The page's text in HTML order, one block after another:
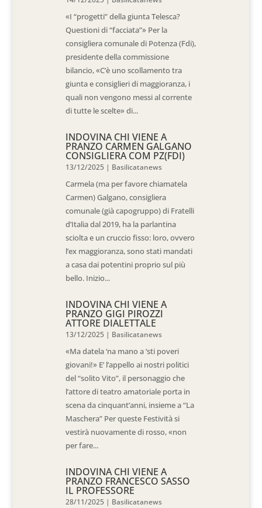
«I “progetti” della giunta Telesca?
Questioni di “facciata”» Per la
consigliera comunale di Potenza (Fdi),
presidente della commissione
bilancio, «C’è uno scollamento tra
giunta e consiglieri di maggioranza, i
quali non vengono messi al corrente
di tutte le scelte» di...
INDOVINA CHI VIENE A
PRANZO CARMEN GALGANO
CONSIGLIERA COM PZ(FDI)
13/12/2025 | Basilicatanews
Carmela (ma per favore chiamatela
Carmen) Galgano, consigliera
comunale (già capogruppo) di Fratelli
d’Italia dal 2019, ha la parlantina
sciolta e un cruccio fisso: loro, ovvero
l’ex maggioranza, sono stati mandati
a casa dai potentini proprio sul più
bello. Inizio...
INDOVINA CHI VIENE A
PRANZO GIGI PIROZZI
ATTORE DIALETTALE
13/12/2025 | Basilicatanews
«Ma datela ‘na mano a ‘sti poveri
giovani!» E’ l’appello ai nostri politici
del “solito Vito”, il personaggio che
l’attore di teatro amatoriale porta in
scena da cinquant’anni, insieme a “La
Maschera” Per queste Festività si
vestirà nuovamente di rosso, «non
per fare...
INDOVINA CHI VIENE A
PRANZO FRANCESCO SASSO
IL PROFESSORE
28/11/2025 | Basilicatanews